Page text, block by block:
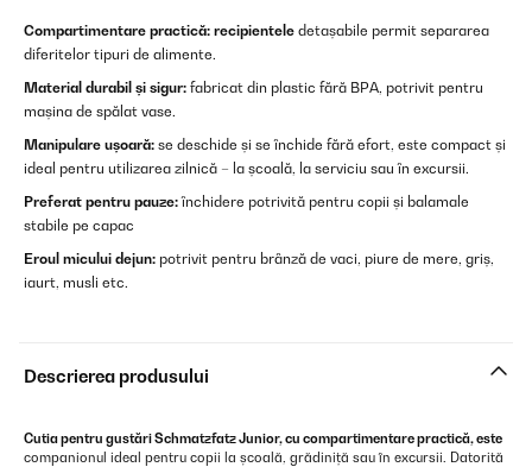
Compartimentare practică: recipientele detașabile permit separarea
diferitelor tipuri de alimente.
Material durabil și sigur: fabricat din plastic fără BPA, potrivit pentru
mașina de spălat vase.
Manipulare ușoară: se deschide și se închide fără efort, este compact și
ideal pentru utilizarea zilnică – la școală, la serviciu sau în excursii.
Preferat pentru pauze:închidere potrivită pentru copii și balamale
stabile pe capac
Eroul micului dejun: potrivit pentru brânză de vaci, piure de mere, griș,
iaurt, musli etc.
Descrierea produsului
Cutia pentru gustări Schmatzfatz Junior, cu compartimentare practică, este
companionul ideal pentru copii la școală, grădiniță sau în excursii. Datorită